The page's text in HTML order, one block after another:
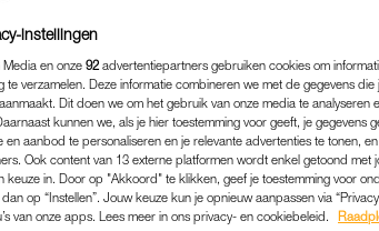
instellingen
en onze 92 advertentiepartners gebruiken cookies om
te verzamelen. Deze informatie combineren we met de gegevens
Dit doen we om het gebruik van onze media te analyseren
kunnen we, als je hier toestemming voor geeft, je gegevens
en aanbod te personaliseren en je relevante advertenties te tonen,
Ook content van 13 externe platformen wordt enkel getoond met
keuze in. Door op "Akkoord" te klikken, geef je toestemming voor
op “Instellen”. Jouw keuze kun je opnieuw aanpassen via
van onze apps. Lees meer in ons privacy- en cookiebeleid.